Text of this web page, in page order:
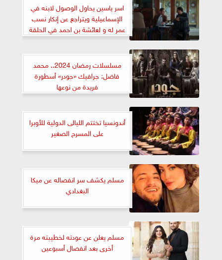
اسر ياسين يحاول الوصول لابنه في
الإسماعيلية ويتراجع عن إنكار نسب
عمر له و لعائشة بن احمد في الحلقة
الثامنة من بدون سابق انذار
مسلسلات رمضان 2024.. محمد
فاضل: جرافيك «جودر» أسطورة
فريدة من نوعها
أندونسيا تختتم الليالى الدولية للأوبرا
على المسرح الصغير
مسلم يكشف سر انفصاله عن ميكا
البغدادي
مسلم يعلن عن عودته لخطيبته مرة
أخرى بعد انفصال أسبوعين